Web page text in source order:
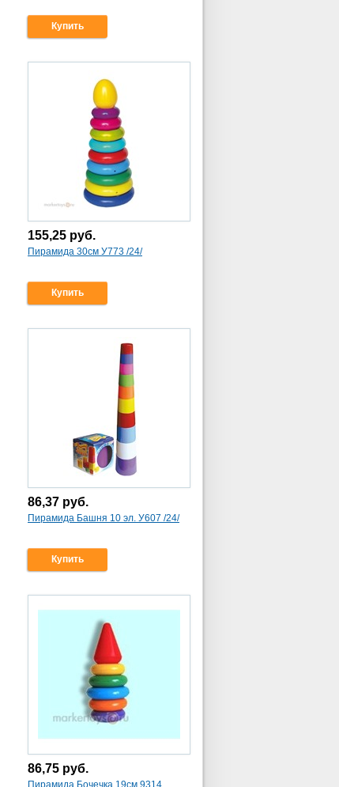
Купить
155,25 руб.
Пирамида 30см У773 /24/
Купить
86,37 руб.
Пирамида Башня 10 эл. У607 /24/
Купить
86,75 руб.
Пирамида Бочечка 19см 9314